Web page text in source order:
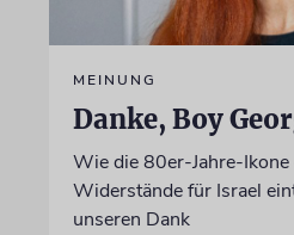
MEINUNG
Danke, Boy
Wie die 80er-Jahre-Ikone
Widerstände für Israel
unseren Dank